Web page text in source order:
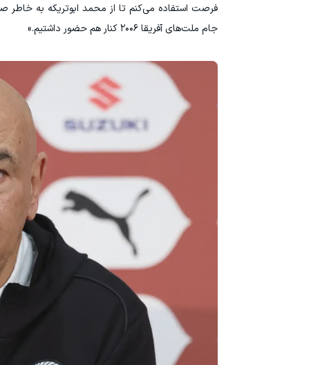
فرصت استفاده می‌کنم تا از محمد ابوتریکه به
جام ملت‌های آفریقا ۲۰۰۶ کنار هم حضور داشتیم.»